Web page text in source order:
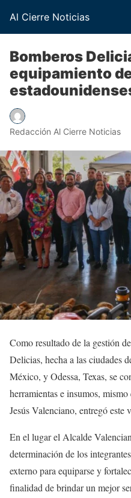
Al Cierre Noticias
Bomberos
equipamiento
Redacción Al Cierre Noticias
Como resultado de la gestión
Delicias, hecha a las ciudades
México, y Odessa, Texas, se
herramientas e insumos,
Jesús Valenciano, entregó este
En el lugar el Alcalde
determinación de los
externo para equiparse y
finalidad de brindar un mejor